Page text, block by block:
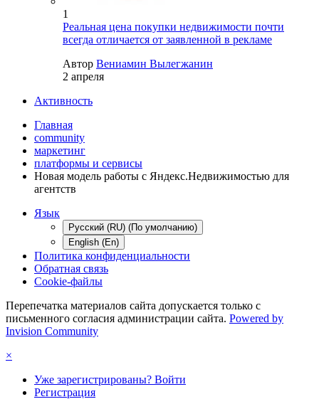
1
Реальная цена покупки недвижимости почти
всегда отличается от заявленной в рекламе
Автор Вениамин Вылегжанин
2 апреля
Активность
Главная
community
маркетинг
платформы и сервисы
Новая модель работы с Яндекс.Недвижимостью для
агентств
Язык
Русский (RU) (По умолчанию)
English (En)
Политика конфиденциальности
Обратная связь
Cookie-файлы
Перепечатка материалов сайта допускается только с
письменного согласия администрации сайта. Powered by
Invision Community
×
Уже зарегистрированы? Войти
Регистрация